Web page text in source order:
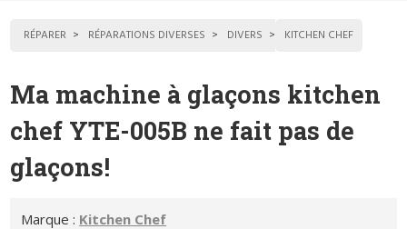
RÉPARER RÉPARATIONS DIVERSES DIVERS KITCHEN CHEF
Ma machine à glaçons kitchen
chef YTE-005B ne fait pas de
glaçons!
Marque : Kitchen Chef